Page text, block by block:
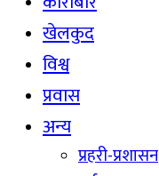
खेलकुद
विश्व
प्रवास
अन्य
प्रहरी-प्रशासन